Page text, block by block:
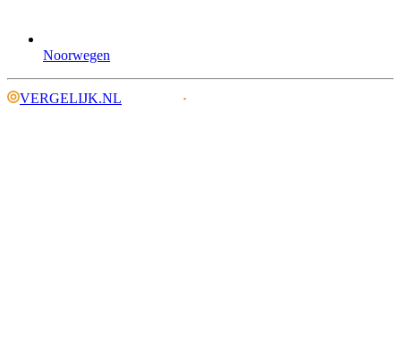
Noorwegen
VERGELIJK.NL